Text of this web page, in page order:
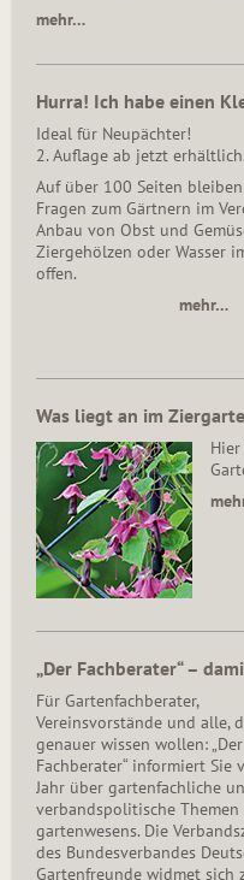
mehr…
Hurra! Ich habe einen
Ideal für Neupächter!
2. Auflage ab jetzt erhältlich.
Auf über 100 Seiten
Fragen zum Gärtnern im
Anbau von Obst und
Ziergehölzen oder Wasser
offen.
mehr…
Was liegt an im
„Der Fachberater“ –
Für Gartenfachberater,
Vereinsvorstände und alle,
genauer wissen wollen: „Der
Fachberater“ informiert Sie
Jahr über gartenfachliche
verbandspolitische
gar­ten­wesens. Die
des Bun­des­ver­ban­des
Gartenfreunde widmet sich